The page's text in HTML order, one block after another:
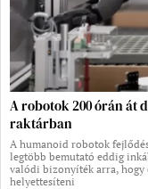
A robotok 200 órán át
raktárban
A humanoid robotok
legtöbb bemutató eddig
valódi bizonyíték arra, hogy
helyettesíteni